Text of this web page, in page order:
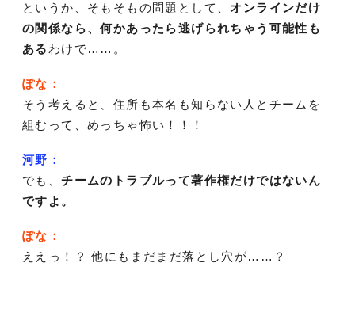
というか、そもそもの問題として、オンラインだけ
の関係なら、何かあったら逃げられちゃう可能性も
ある わけで……。
ぽな：
そう考えると、住所も本名も知らない人とチームを
組むって、めっちゃ怖い！！！
河野：
でも、チームのトラブルって著作権だけではないん
ですよ。
ぽな：
ええっ！？ 他にもまだまだ落とし穴が……？